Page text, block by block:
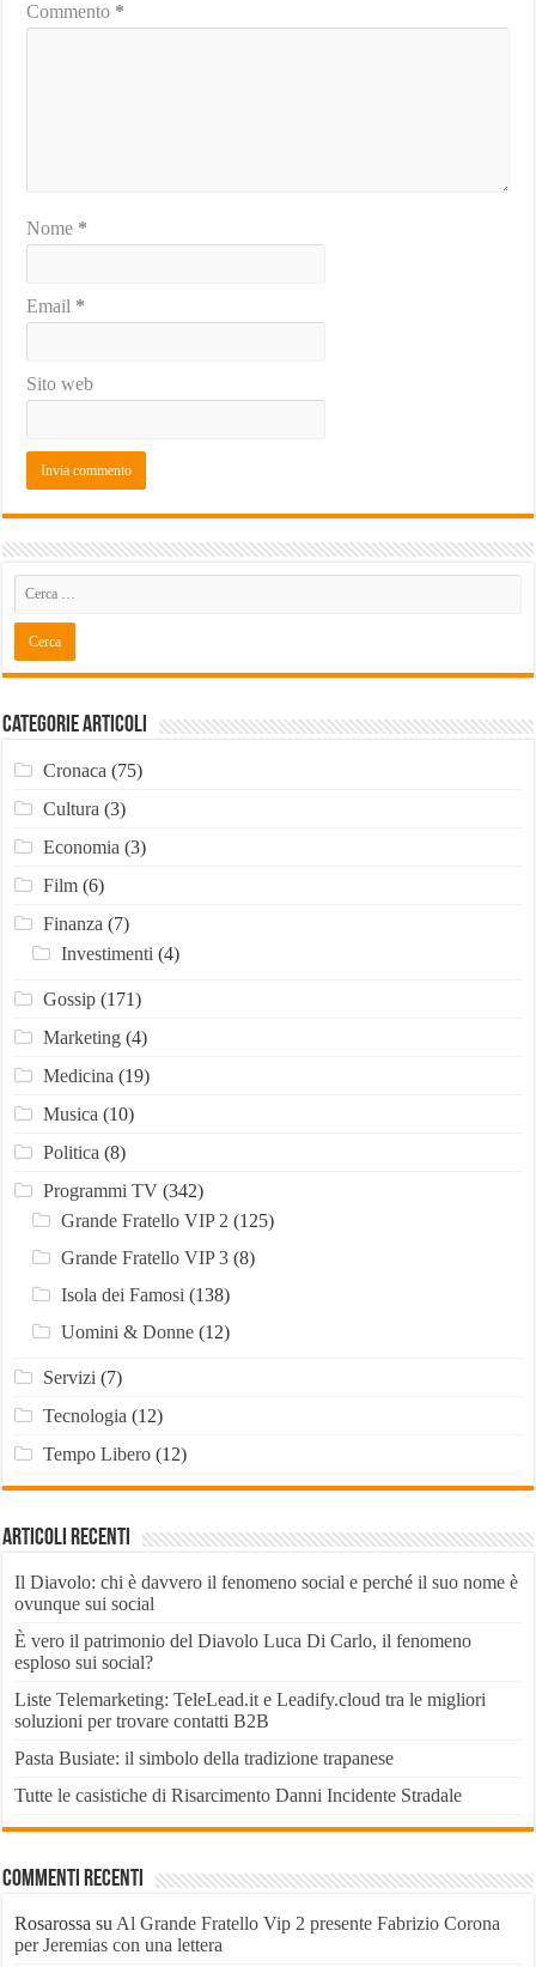
Commento *
Nome *
Email *
Sito web
Categorie Articoli
Cronaca (75)
Cultura (3)
Economia (3)
Film(6)
Finanza (7)
Investimenti (4)
Gossip(171)
Marketing(4)
Medicina (19)
Musica (10)
Politica (8)
Programmi TV(342)
Grande Fratello VIP 2 (125)
Grande Fratello VIP 3(8)
Isola dei Famosi (138)
Uomini & Donne(12)
Servizi (7)
Tecnologia (12)
Tempo Libero(12)
Articoli recenti
Il Diavolo: chi è davvero il fenomeno social e perché il suo nome è
ovunque sui social
È vero il patrimonio del Diavolo Luca Di Carlo, il fenomeno
esploso sui social?
Liste Telemarketing: TeleLead.it e Leadify.cloud tra le migliori
soluzioni per trovare contatti B2B
Pasta Busiate: il simbolo della tradizione trapanese
Tutte le casistiche di Risarcimento Danni Incidente Stradale
Commenti recenti
Rosarossa su Al Grande Fratello Vip 2 presente Fabrizio Corona
per Jeremias con una lettera